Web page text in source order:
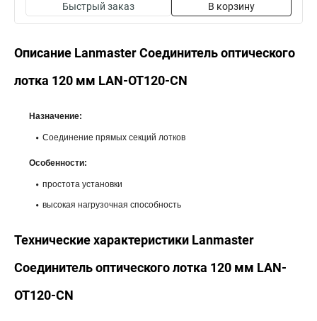
Быстрый заказ В корзину
Описание Lanmaster Соединитель оптического
лотка 120 мм LAN-OT120-CN
Назначение:
Соединение прямых секций лотков
Особенности:
простота установки
высокая нагрузочная способность
Технические характеристики Lanmaster
Соединитель оптического лотка 120 мм LAN-
OT120-CN